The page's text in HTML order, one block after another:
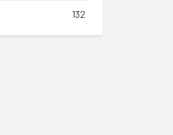
132